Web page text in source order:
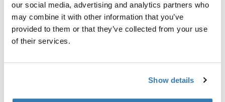
our social media, advertising and analytics partners who
may combine it with other information that you’ve
provided to them or that they’ve collected from your use
of their services.
Show details